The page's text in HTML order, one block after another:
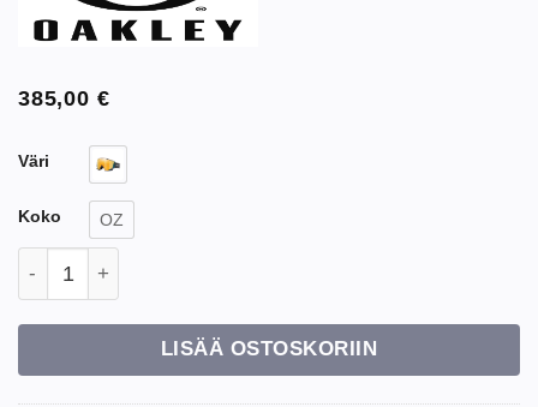
385,00 €
Väri
Koko OZ
LISÄÄ OSTOSKORIIN